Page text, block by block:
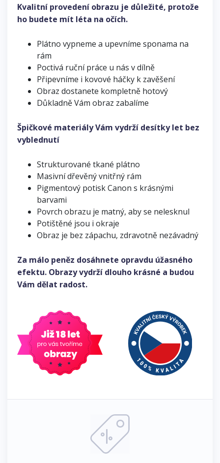
Kvalitní provedení obrazu je důležité, protože
ho budete mít léta na očích.
Plátno vypneme a upevníme sponama na
rám
Poctivá ruční práce u nás v dílně
Připevníme i kovové háčky k zavěšení
Obraz dostanete kompletně hotový
Důkladně Vám obraz zabalíme
Špičkové materiály Vám vydrží desítky let bez
vyblednutí
Strukturované tkané plátno
Masivní dřevěný vnitřný rám
Pigmentový potisk Canon s krásnými
barvami
Povrch obrazu je matný, aby se nelesknul
Potištěné jsou i okraje
Obraz je bez zápachu, zdravotně nezávadný
Za málo peněz dosáhnete opravdu úžasného
efektu. Obrazy vydrží dlouho krásné a budou
Vám dělat radost.